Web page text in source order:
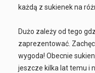
każdą z sukienek na
Dużo zależy od tego
zaprezentować.
wygoda! Obecnie
jeszcze kilka lat temu i